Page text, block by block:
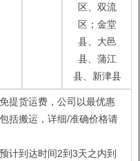
区、双流
区；金堂
县、大邑
县、蒲江
县、新津县
提货运费，公司以最优惠
括搬运，详细/准确价格请
计到达时间2到3天之内到